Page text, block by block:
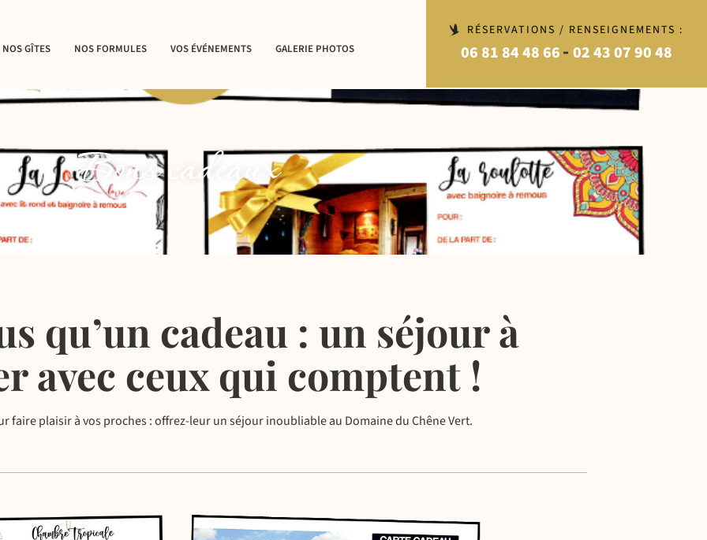
NOS GÎTES
NOTRE GÎTE 2 PERS.
NOS GÎTES 4 PERS.
NOS GÎTES 14 PERS.
NOTRE GÎTE 25 PERS.
NOS FORMULES
LA FORMULE ROMANTIQUE
LA SOIRÉE ÉTAPE
VOS ÉVÉNEMENTS
MARIAGES
ENTREPRISES
GALERIE PHOTOS
RÉSERVATIONS / RENSEIGNEMENTS :
06 81 84 48 66- 02 43 07 90 48
Bons cadeaux
qu’un cadeau : un séjour à
avec ceux qui comptent !
faire plaisir à vos proches : offrez-leur un séjour inoubliable au Domaine du Chêne Vert.